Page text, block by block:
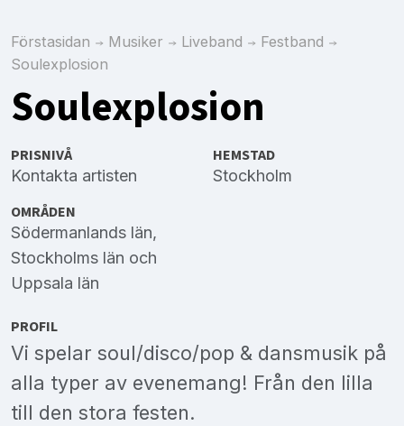
Förstasidan Musiker Liveband
Festband
Soulexplosion
Soulexplosion
PRISNIVÅ
Kontakta artisten
HEMSTAD
Stockholm
OMRÅDEN
Södermanlands län,
Stockholms län och
Uppsala län
PROFIL
Vi spelar soul/disco/pop & dansmusik på
alla typer av evenemang! Från den lilla
till den stora festen.